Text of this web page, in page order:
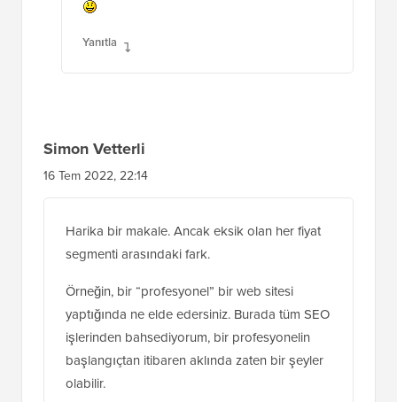
Yanıtla
Simon Vetterli
16 Tem 2022, 22:14
Harika bir makale. Ancak eksik olan her fiyat
segmenti arasındaki fark.
Örneğin, bir “profesyonel” bir web sitesi
yaptığında ne elde edersiniz. Burada tüm SEO
işlerinden bahsediyorum, bir profesyonelin
başlangıçtan itibaren aklında zaten bir şeyler
olabilir.